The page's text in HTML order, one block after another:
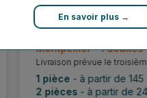
Dernières opportunités
KODAMA
Montpellier - Facultés
Livraison prévue le
1 pièce - à partir de
2 pièces - à partir de
En savoir plus →